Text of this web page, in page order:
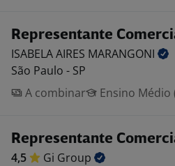
Representante
ISABELA AIRES MARANGONI
São Paulo - SP
A combinar
Ensino Médio
Representante
4,5 Gi Group